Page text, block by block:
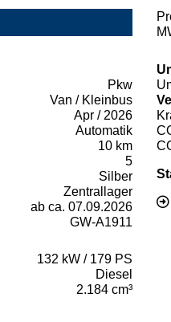
Pkw
Van / Kleinbus
Apr / 2026
Automatik
10 km
5
Silber
Zentrallager
ab ca. 07.09.2026
GW-A1911
132 kW / 179 PS
Diesel
2.184 cm³